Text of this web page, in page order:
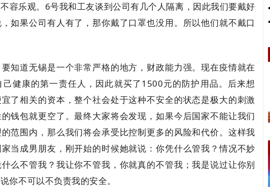
容乐观。6号我和工友谈到公司有几个人隔离，因此我们要戴好
如果公司有人有了，那你戴了口罩也没用。所以他们就不戴口
知道无锡是一个非常严格的地方，财政能力强。现在疫情就在
健康的第一责任人，因此就买了1500元的防护用品。后来想
了相关的资本，整个社会处于这种不安全的状态是极大的刺激
钱包就更空了。最终大家将会发现，如果今后国家不能让我们
范围内，那么我们将会承受比控制更多的风险和代价。这样我
当成男朋友，刚开始的时候她就说：你凭什么管我？情况不妙
么不管我？我让你不管我，你就真的不管我；我是说过让你别
你不可以不负责我的安全。